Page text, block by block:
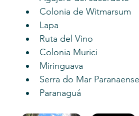
Colonia de Witmarsum
Lapa
Ruta del Vino
Colonia Murici
Miringuava
Serra do Mar Paranaense
Paranaguá